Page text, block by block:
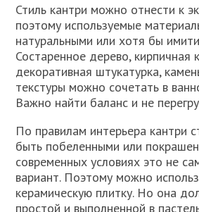
Стиль кантри можно отнести к
поэтому используемые
натуральными или хотя бы
Состаренное дерево, кирпичная
декоративная штукатурка,
текстуры можно сочетать в
Важно найти баланс и не
По правилам интерьера кантри
быть побеленными или
современных условиях это не
вариант. Поэтому можно
керамическую плитку. Но она
простой и выполненной в